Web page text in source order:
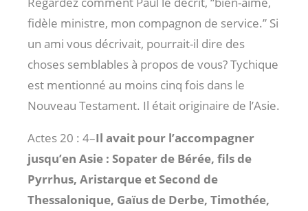
fidèle ministre, mon compagnon de service.” Si
un ami vous décrivait, pourrait-il dire des
choses semblables à propos de vous? Tychique
est mentionné au moins cinq fois dans le
Nouveau Testament. Il était originaire de l’Asie.
Actes 20 : 4–Il avait pour l’accompagner
jusqu’en Asie : Sopater de Bérée, fils de
Pyrrhus, Aristarque et Second de
Thessalonique, Gaïus de Derbe, Timothée,